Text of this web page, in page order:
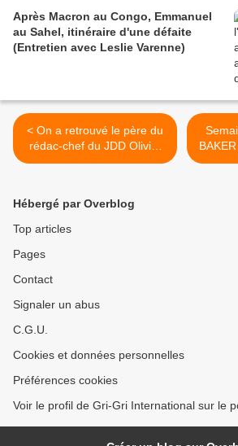
Après Macron au Congo, Emmanuel
au Sahel, itinéraire d'une défaite
(Entretien avec Leslie Varenne)
< On a retrouvé le père du
rédac-chef du JDD Olivier
Jay qui trouvait que
Hébergé par Overblog
Top articles
Pages
Contact
Signaler un abus
C.G.U.
Cookies et données personnelles
Préférences cookies
Voir le profil de Gri-Gri International sur le